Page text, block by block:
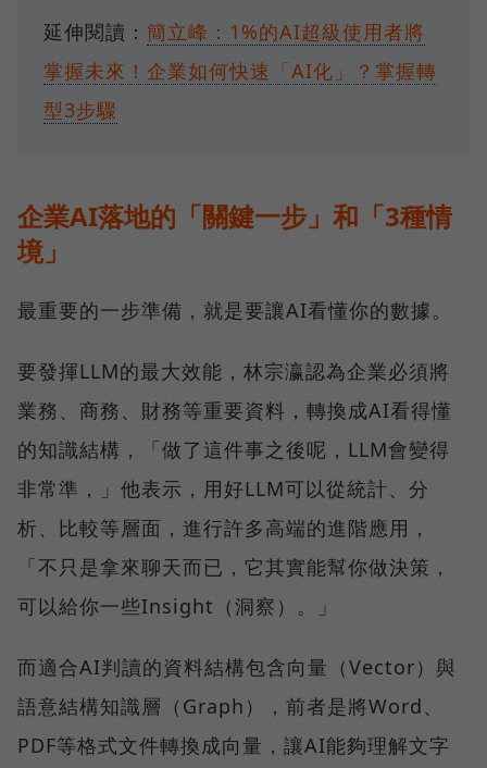
延伸閱讀： 簡立峰：1%的AI超級使用者將
掌握未來！企業如何快速「AI化」？掌握轉
型3步驟
企業AI落地的「關鍵一步」和「3種情
境」
最重要的一步準備，就是要讓AI看懂你的數據。
要發揮LLM的最大效能，林宗瀛認為企業必須將
業務、商務、財務等重要資料，轉換成AI看得懂
的知識結構，「做了這件事之後呢，LLM會變得
非常準，」他表示，用好LLM可以從統計、分
析、比較等層面，進行許多高端的進階應用，
「不只是拿來聊天而已，它其實能幫你做決策，
可以給你一些Insight（洞察）。」
而適合AI判讀的資料結構包含向量（Vector）與
語意結構知識層（Graph），前者是將Word、
PDF等格式文件轉換成向量，讓AI能夠理解文字